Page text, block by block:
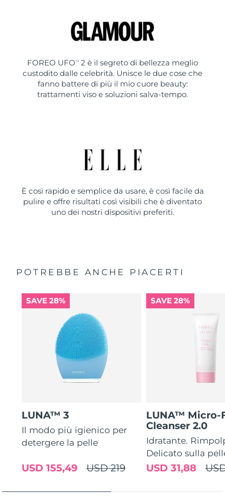
FOREO UFO TM
2 è il segreto di bellezza meglio
custodito dalle celebrità. Unisce le due cose che
fanno battere di più il mio cuore beauty:
trattamenti viso e soluzioni salva-tempo.
È così rapido e semplice da usare, è così facile da
pulire e offre risultati così visibili che è diventato
uno dei nostri dispositivi preferiti.
POTREBBE ANCHE PIACERTI
SAVE 28%
LUNA™ 3
Il modo più igienico per
detergere la pelle
USD 219
USD 155,49
SAVE 28%
LUNA™ Micro-
Cleanser 2.0
Idratante.
Delicato sulla
USD 31,88